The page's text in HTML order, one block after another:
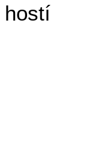
hostí